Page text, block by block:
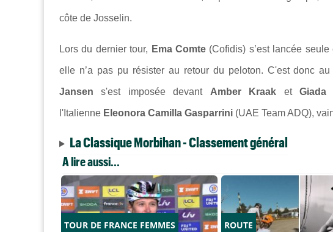
côte de Josselin.
Lors du dernier tour, Ema Comte(Cofidis) s’est lancée
elle n’a pas pu résister au retour du peloton. C'est donc
Jansen s'est imposée devant Amber Kraak et Giada
l'Italienne Eleonora Camilla Gasparrini (UAE Team ADQ),
La Classique Morbihan - Classement général
A lire aussi...
TOUR DE FRANCE FEMMES ROUTE